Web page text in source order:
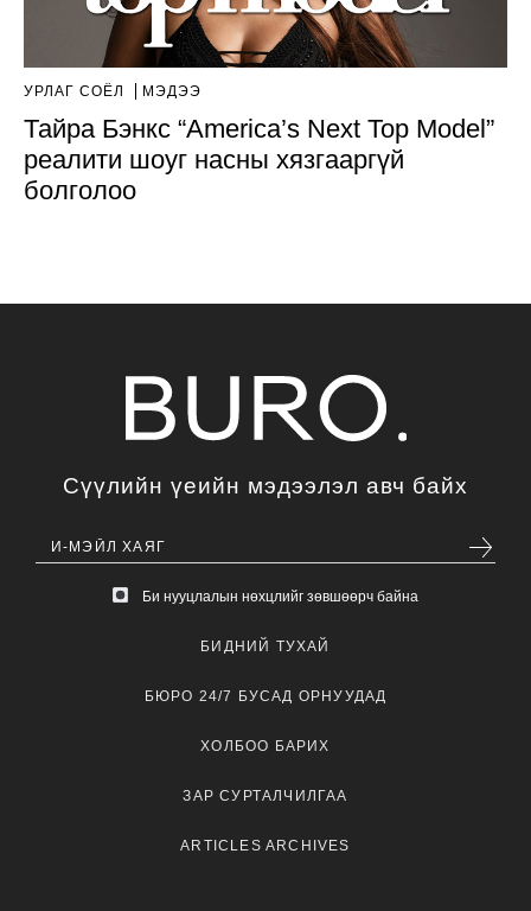
УРЛАГ СОЁЛ МЭДЭЭ
Тайра Бэнкс “America’s Next Top Model”
реалити шоуг насны хязгааргүй
болголоо
Сүүлийн үеийн мэдээлэл авч байх
Би нууцлалын нөхцлийг зөвшөөрч байна
БИДНИЙ ТУХАЙ
БЮРО 24/7 БУСАД ОРНУУДАД
ХОЛБОО БАРИХ
ЗАР СУРТАЛЧИЛГАА
ARTICLES ARCHIVES